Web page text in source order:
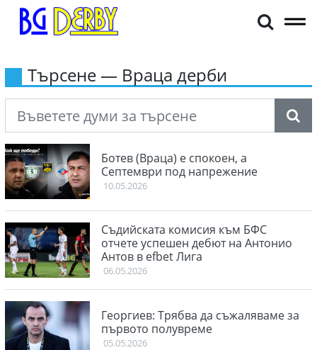
Търсене — Враца дерби
Ботев (Враца) е спокоен, а
Септември под напрежение
10.05.2026
Съдийската комисия към БФС
отчете успешен дебют на Антонио
Антов в efbet Лига
06.05.2026
Георгиев: Трябва да съжаляваме за
първото полувреме
05.05.2026